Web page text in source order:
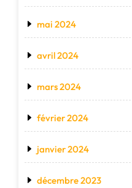
mai 2024
avril 2024
mars 2024
février 2024
janvier 2024
décembre 2023